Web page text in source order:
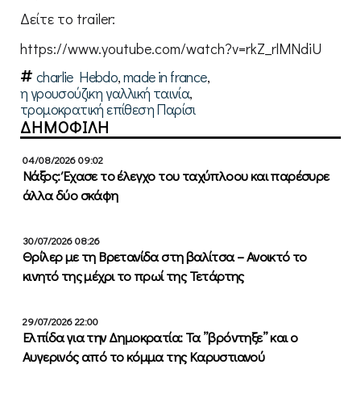
Δείτε το trailer:
https://www.youtube.com/watch?v=rkZ_rlMNdiU
charlie Hebdo,made in france,
η γρουσούζικη γαλλική ταινία,
τρομοκρατική επίθεση Παρίσι
ΔΗΜΟΦΙΛΗ
04/08/2026 09:02
Νάξος: Έχασε το έλεγχο του ταχύπλοου και παρέσυρε
άλλα δύο σκάφη
30/07/2026 08:26
Θρίλερ με τη Βρετανίδα στη βαλίτσα – Ανοικτό το
κινητό της μέχρι το πρωί της Τετάρτης
29/07/2026 22:00
Ελπίδα για την Δημοκρατία: Τα ”βρόντηξε” και ο
Αυγερινός από το κόμμα της Καρυστιανού